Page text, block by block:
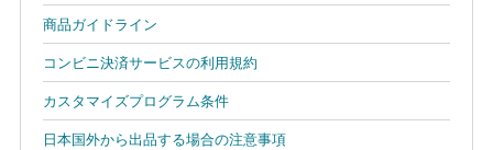
商品ガイドライン
コンビニ決済サービスの利用規約
カスタマイズプログラム条件
日本国外から出品する場合の注意事項